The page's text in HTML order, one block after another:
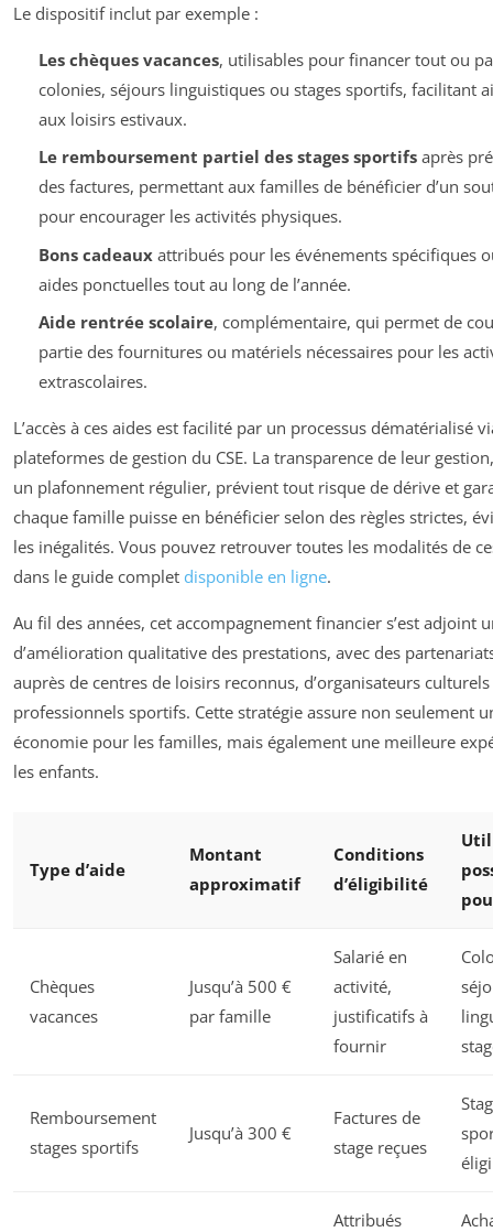
Le dispositif inclut par exemple :
Les chèques vacances, utilisables pour financer tout ou
colonies, séjours linguistiques ou stages sportifs, facilitant
aux loisirs estivaux.
Le remboursement partiel des stages sportifsaprès
des factures, permettant aux familles de bénéficier d’un
pour encourager les activités physiques.
Bons cadeauxattribués pour les événements spécifiques
aides ponctuelles tout au long de l’année.
Aide rentrée scolaire, complémentaire, qui permet de
partie des fournitures ou matériels nécessaires pour les
extrascolaires.
L’accès à ces aides est facilité par un processus dématérialisé
plateformes de gestion du CSE. La transparence de leur
un plafonnement régulier, prévient tout risque de dérive et
chaque famille puisse en bénéficier selon des règles strictes,
les inégalités. Vous pouvez retrouver toutes les modalités de
dans le guide complet disponible en ligne.
Au fil des années, cet accompagnement financier s’est adjoint
d’amélioration qualitative des prestations, avec des
auprès de centres de loisirs reconnus, d’organisateurs
professionnels sportifs. Cette stratégie assure non seulement
économie pour les familles, mais également une meilleure
les enfants.
Type d’aide
Montant
approximatif
Conditions
d’éligibilité
Chèques
vacances
Jusqu’à 500 €
par famille
Salarié en
activité,
justificatifs à
fournir
Remboursement
stages sportifs
Jusqu’à 300 €
Factures de
stage reçues
Attribués